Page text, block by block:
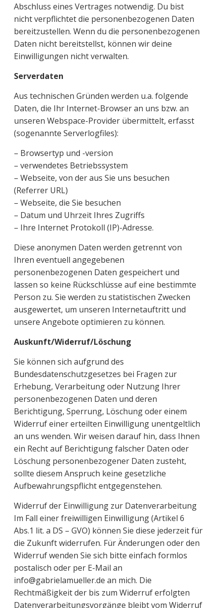
Abschluss eines Vertrages notwendig. Du bist
nicht verpflichtet die personenbezogenen Daten
bereitzustellen. Wenn du die personenbezogenen
Daten nicht bereitstellst, können wir deine
Einwilligungen nicht verwalten.
Serverdaten
Aus technischen Gründen werden u.a. folgende
Daten, die Ihr Internet-Browser an uns bzw. an
unseren Webspace-Provider übermittelt, erfasst
(sogenannte Serverlogfiles):
– Browsertyp und -version
– verwendetes Betriebssystem
– Webseite, von der aus Sie uns besuchen
(Referrer URL)
– Webseite, die Sie besuchen
– Datum und Uhrzeit Ihres Zugriffs
– Ihre Internet Protokoll (IP)-Adresse.
Diese anonymen Daten werden getrennt von
Ihren eventuell angegebenen
personenbezogenen Daten gespeichert und
lassen so keine Rückschlüsse auf eine bestimmte
Person zu. Sie werden zu statistischen Zwecken
ausgewertet, um unseren Internetauftritt und
unsere Angebote optimieren zu können.
Auskunft/Widerruf/Löschung
Sie können sich aufgrund des
Bundesdatenschutzgesetzes bei Fragen zur
Erhebung, Verarbeitung oder Nutzung Ihrer
personenbezogenen Daten und deren
Berichtigung, Sperrung, Löschung oder einem
Widerruf einer erteilten Einwilligung unentgeltlich
an uns wenden. Wir weisen darauf hin, dass Ihnen
ein Recht auf Berichtigung falscher Daten oder
Löschung personenbezogener Daten zusteht,
sollte diesem Anspruch keine gesetzliche
Aufbewahrungspflicht entgegenstehen.
Widerruf der Einwilligung zur Datenverarbeitung
Im Fall einer freiwilligen Einwilligung (Artikel 6
Abs.1 lit. a DS – GVO) können Sie diese jederzeit für
die Zukunft widerrufen. Für Änderungen oder den
Widerruf wenden Sie sich bitte einfach formlos
postalisch oder per E-Mail an
info@gabrielamueller.de an mich. Die
Rechtmäßigkeit der bis zum Widerruf erfolgten
Datenverarbeitungsvorgänge bleibt vom Widerruf